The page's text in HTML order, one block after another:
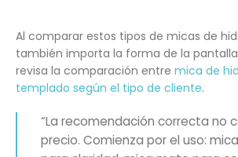
Al comparar estos tipos de micas de
también importa la forma de la
revisa la comparación entre mica de
templado según el tipo de cliente.
“La recomendación correcta no
precio. Comienza por el uso: